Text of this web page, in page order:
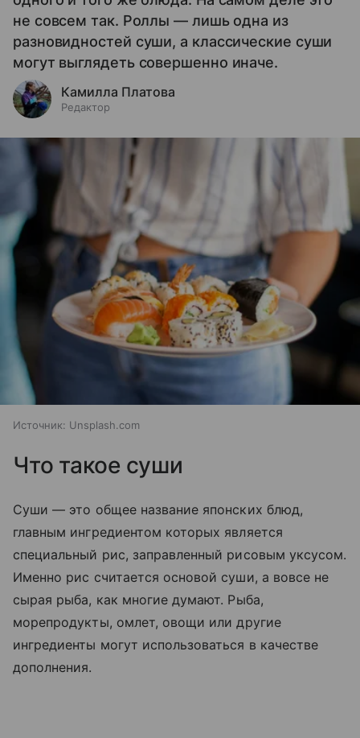
не совсем так. Роллы — лишь одна из
разновидностей суши, а классические суши
могут выглядеть совершенно иначе.
Камилла Платова
Редактор
Источник: Unsplash.com
Что такое суши
Суши — это общее название японских блюд,
главным ингредиентом которых является
специальный рис, заправленный рисовым уксусом.
Именно рис считается основой суши, а вовсе не
сырая рыба, как многие думают. Рыба,
морепродукты, омлет, овощи или другие
ингредиенты могут использоваться в качестве
дополнения.